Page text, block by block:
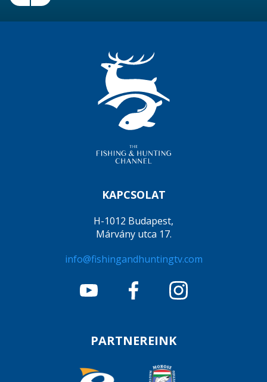
KAPCSOLAT
H-1012 Budapest,
Márvány utca 17.
info@fishingandhuntingtv.com
PARTNEREINK